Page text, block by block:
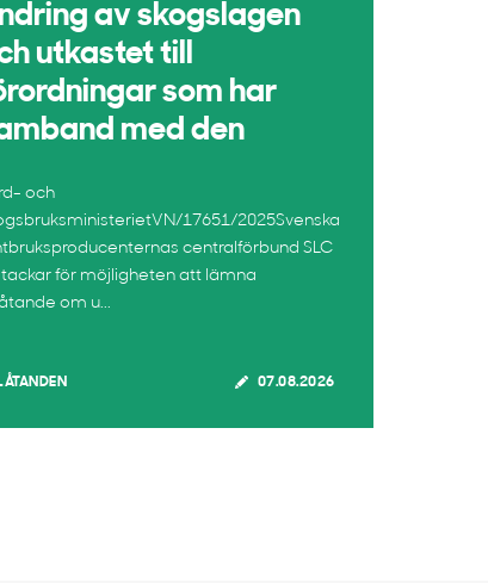
av skogslagen
utkastet till
som har
med den
och
17651/2025Svenska
centralförbund SLC
tackar för möjligheten att lämna
om u...
07.08.2026